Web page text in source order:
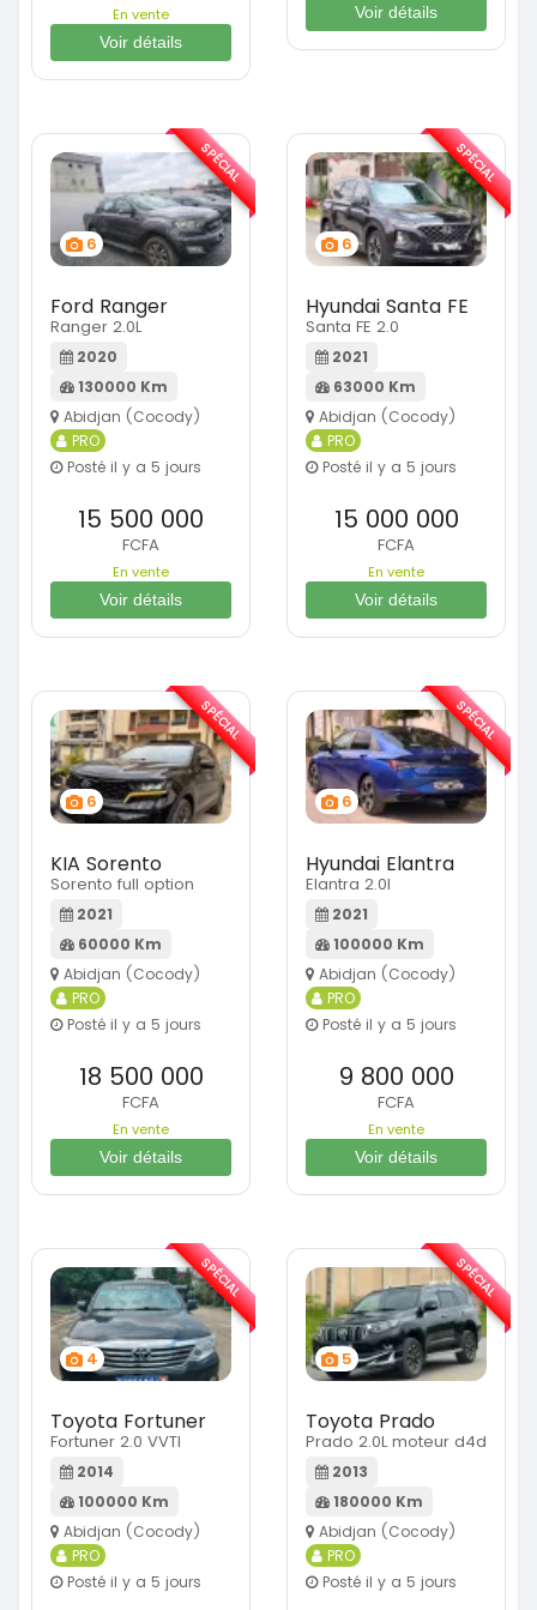
En vente
Voir détails
Voir détails
6
Ford Ranger
Ranger 2.0L
2020
130000 Km
Abidjan (Cocody)
PRO
Posté il y a 5 jours
15 500 000
FCFA
En vente
Voir détails
SPÉCIAL
6
Hyundai Santa FE
Santa FE 2.0
2021
63000 Km
Abidjan (Cocody)
PRO
Posté il y a 5 jours
15 000 000
FCFA
En vente
Voir détails
SPÉCIAL
6
KIA Sorento
Sorento full option
2021
60000 Km
Abidjan (Cocody)
PRO
Posté il y a 5 jours
18 500 000
FCFA
En vente
Voir détails
SPÉCIAL
6
Hyundai Elantra
Elantra 2.0l
2021
100000 Km
Abidjan (Cocody)
PRO
Posté il y a 5 jours
9 800 000
FCFA
En vente
Voir détails
SPÉCIAL
4
Toyota Fortuner
Fortuner 2.0 VVTI
2014
100000 Km
Abidjan (Cocody)
PRO
Posté il y a 5 jours
SPÉCIAL
5
Toyota Prado
Prado 2.0L moteur d4d
2013
180000 Km
Abidjan (Cocody)
PRO
Posté il y a 5 jours
SPÉCIAL